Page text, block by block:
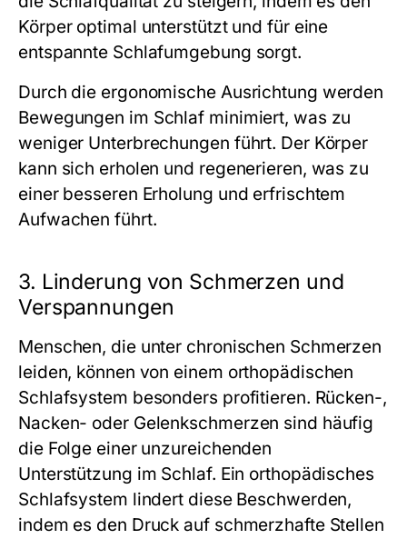
Körper optimal unterstützt und für eine
entspannte Schlafumgebung sorgt.
Durch die ergonomische Ausrichtung werden
Bewegungen im Schlaf minimiert, was zu
weniger Unterbrechungen führt. Der Körper
kann sich erholen und regenerieren, was zu
einer besseren Erholung und erfrischtem
Aufwachen führt.
3. Linderung von Schmerzen und
Verspannungen
Menschen, die unter chronischen Schmerzen
leiden, können von einem orthopädischen
Schlafsystem besonders profitieren. Rücken-,
Nacken- oder Gelenkschmerzen sind häufig
die Folge einer unzureichenden
Unterstützung im Schlaf. Ein orthopädisches
Schlafsystem lindert diese Beschwerden,
indem es den Druck auf schmerzhafte Stellen